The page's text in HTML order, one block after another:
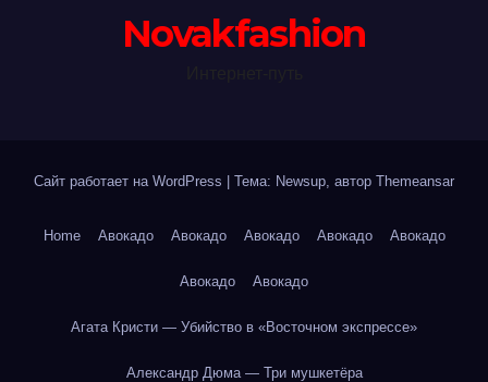
Novakfashion
Сайт работает на WordPress Тема: Newsup, автор Themeansar
Home Авокадо Авокадо Авокадо Авокадо Авокадо
Авокадо Авокадо
Агата Кристи — Убийство в «Восточном экспрессе»
Александр Дюма — Три мушкетёра